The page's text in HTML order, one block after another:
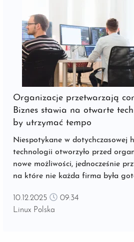
Organizacje przetwarzają
Biznes stawia na otwarte
by utrzymać tempo
Niespotykane w dotychczasowej
technologii otworzyło przed
nowe możliwości, jednocześnie
na które nie każda firma była
strategii rozwoju oraz oczekiwań
sukcesywnie zmienia sposób
10.12.2025
09:34
Linux Polska